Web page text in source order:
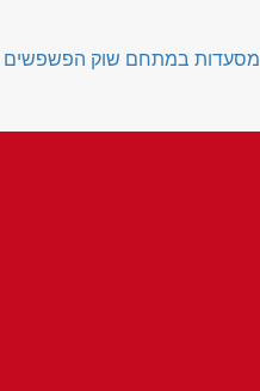
מסעדות במתחם שוק הפשפשים